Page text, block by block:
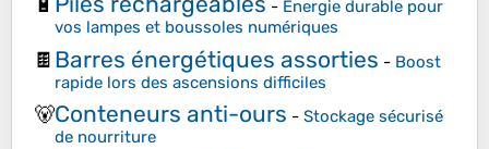
- Énergie durable pour
vos lampes et boussoles numériques
🍫 Barres énergétiques assorties - Boost
rapide lors des ascensions difficiles
🐻Conteneurs anti-ours - Stockage sécurisé
de nourriture